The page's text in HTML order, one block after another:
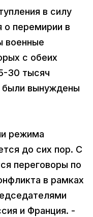
в силу
о перемирии в
военные
с обеих
30 тысяч
были вынуждены
режима
до сих пор. С
переговоры по
в рамках
и Франция. -